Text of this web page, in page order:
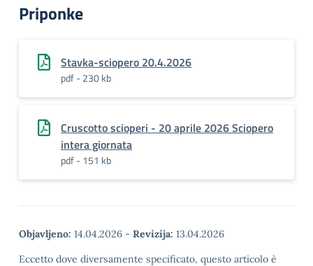
Priponke
Stavka-sciopero 20.4.2026
pdf - 230 kb
Cruscotto scioperi - 20 aprile 2026 Sciopero
intera giornata
pdf - 151 kb
Objavljeno: 14.04.2026 - Revizija: 13.04.2026
Eccetto dove diversamente specificato, questo articolo è